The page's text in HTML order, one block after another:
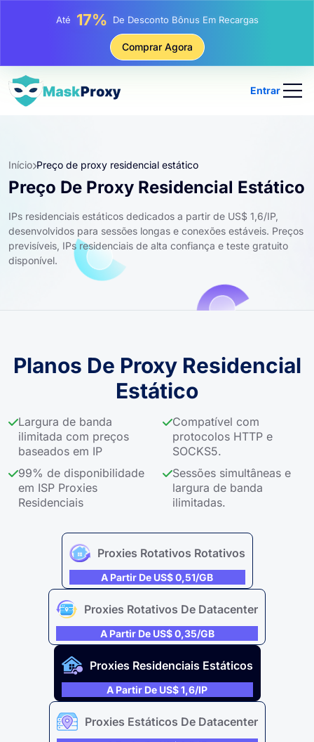
Até 17% De Desconto Bônus Em Recargas
Desconto Em Compras Estáticas De IP
Comprar Agora
Entrar
Início Preço de proxy residencial estático
Preço De Proxy Residencial Estático
IPs residenciais estáticos dedicados a partir de US$ 1,6/IP,
desenvolvidos para sessões longas e conexões estáveis. Preços
previsíveis, IPs residenciais de alta confiança e teste gratuito
disponível.
Planos De Proxy Residencial
Estático
Largura de banda
ilimitada com preços
baseados em IP
Compatível com
protocolos HTTP e
SOCKS5.
99% de disponibilidade
em ISP Proxies
Residenciais
Sessões simultâneas e
largura de banda
ilimitadas.
Proxies Rotativos Rotativos
A Partir De US$ 0,51/GB
Proxies Rotativos De Datacenter
A Partir De US$ 0,35/GB
Proxies Residenciais Estáticos
A Partir De US$ 1,6/IP
Proxies Estáticos De Datacenter